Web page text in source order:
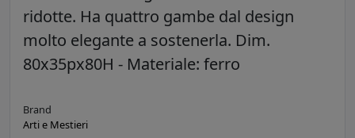
ridotte. Ha quattro gambe dal design
molto elegante a sostenerla. Dim.
80x35px80H - Materiale: ferro
Brand
Arti e Mestieri